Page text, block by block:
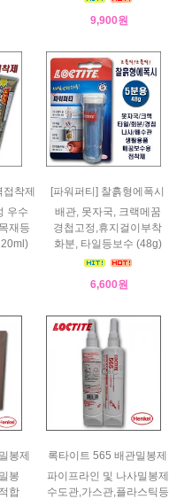
9,900원
접착제
우수
재등
[파워퍼티] 찰흙형에폭시
배관, 못자국, 크랙메꿈
경첩고정,휴지걸이부착
화분, 타일등보수 (48g)
6,600원
봉제
봉
합
록타이트 565 배관밀봉제
파이프라인 및 나사밀봉제
수도관,가스관,플라스틱등